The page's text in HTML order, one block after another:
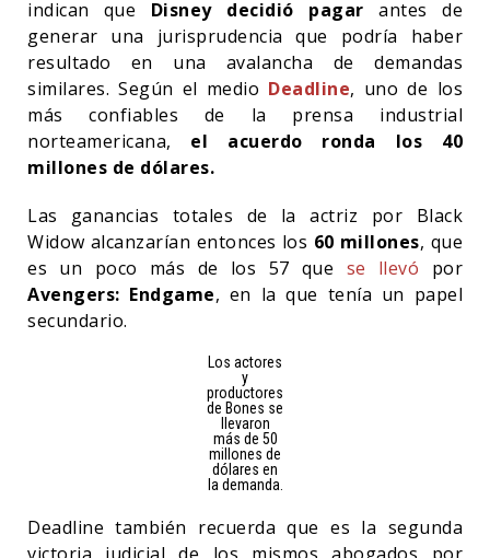
indican que Disney decidió pagar antes de
generar una jurisprudencia que podría haber
resultado en una avalancha de demandas
similares. Según el medio Deadline, uno de los
más confiables de la prensa industrial
norteamericana, el acuerdo ronda los 40
millones de dólares.
Las ganancias totales de la actriz por Black
Widow alcanzarían entonces los 60 millones, que
es un poco más de los 57 que se llevó por
Avengers: Endgame, en la que tenía un papel
secundario.
Los actores
y
productores
de Bones se
llevaron
más de 50
millones de
dólares en
la demanda.
Deadline también recuerda que es la segunda